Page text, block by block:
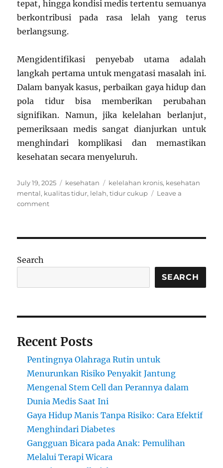
tepat, hingga kondisi medis tertentu semuanya
berkontribusi pada rasa lelah yang terus
berlangsung.
Mengidentifikasi penyebab utama adalah
langkah pertama untuk mengatasi masalah ini.
Dalam banyak kasus, perbaikan gaya hidup dan
pola tidur bisa memberikan perubahan
signifikan. Namun, jika kelelahan berlanjut,
pemeriksaan medis sangat dianjurkan untuk
menghindari komplikasi dan memastikan
kesehatan secara menyeluruh.
Posted
on
July 19, 2025 Categories
kesehatan Tags
kelelahan kronis, kesehatan
mental, kualitas tidur, lelah,tidur cukup
Leave a
commenton
Tidur
Ini
Search
SEARCH
Recent Posts
Pentingnya Olahraga Rutin untuk
Menurunkan Risiko Penyakit Jantung
Mengenal Stem Cell dan Perannya dalam
Dunia Medis Saat Ini
Gaya Hidup Manis Tanpa Risiko: Cara Efektif
Menghindari Diabetes
Gangguan Bicara pada Anak: Pemulihan
Melalui Terapi Wicara